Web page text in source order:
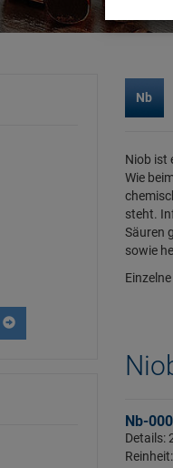
Nb
Niob ist
Wie
steht.
Säuren
sowie
Nb-
Details: